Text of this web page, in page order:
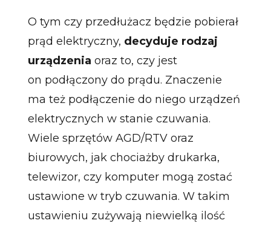
O tym czy przedłużacz będzie pobierał
prąd elektryczny, decyduje rodzaj
urządzenia oraz to, czy jest
on podłączony do prądu. Znaczenie
ma też podłączenie do niego urządzeń
elektrycznych w stanie czuwania.
Wiele sprzętów AGD/RTV oraz
biurowych, jak chociażby drukarka,
telewizor, czy komputer mogą zostać
ustawione w tryb czuwania. W takim
ustawieniu zużywają niewielką ilość